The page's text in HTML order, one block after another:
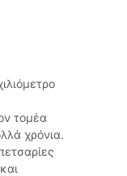
τομέα
χρόνια.